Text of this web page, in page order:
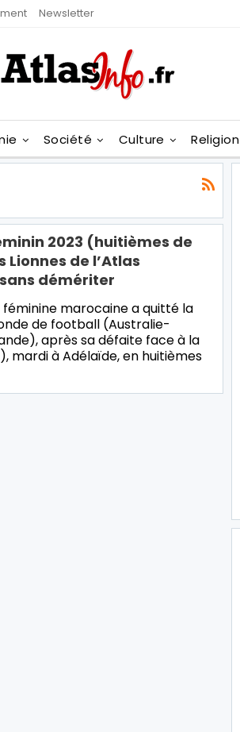
Newsletter
Société Culture Religion
2023 (huitièmes de
Lionnes de l’Atlas
démériter
féminine marocaine a quitté la
de football (Australie-
après sa défaite face à la
mardi à Adélaïde, en huitièmes